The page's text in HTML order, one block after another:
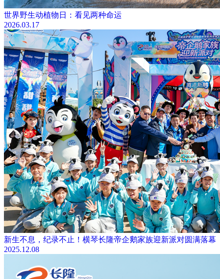
世界野生动植物日：看见两种命运
2026.03.17
新生不息，纪录不止！横琴长隆帝企鹅家族迎新派对圆满落幕
2025.12.08